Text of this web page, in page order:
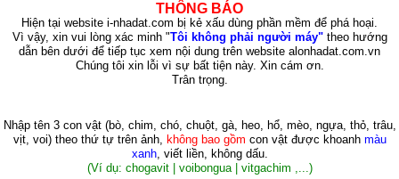
THÔNG BÁO
Hiện tại website i-nhadat.com bị kẻ xấu dùng phần mềm để phá hoại.
Vì vậy, xin vui lòng xác minh "Tôi không phải người máy"theo hướng
dẫn bên dưới để tiếp tục xem nội dung trên website alonhadat.com.vn
Chúng tôi xin lỗi vì sự bất tiện này. Xin cám ơn.
Trân trọng.
Nhập tên 3 con vật (bò, chim, chó, chuột, gà, heo, hổ, mèo, ngựa, thỏ, trâu,
vịt, voi)theo thứ tự trên ảnh, không bao gồm con vật được khoanh màu
xanh, viết liền, không dấu.
(Ví dụ: chogavit | voibongua | vitgachim ,...)